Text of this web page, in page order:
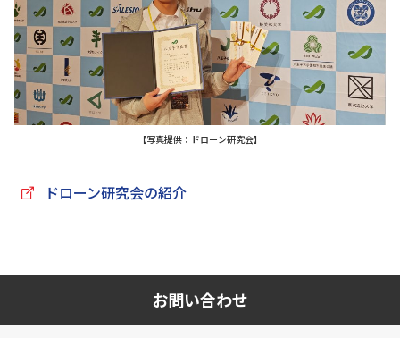
【写真提供：ドローン研究会】
ドローン研究会の紹介
お問い合わせ